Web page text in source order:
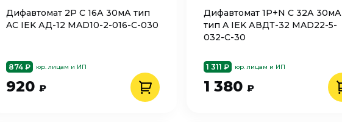
Дифавтомат 2P C 16А 30мА тип
AC IEK АД-12 MAD10-2-016-C-030
874 ₽ юр. лицам и ИП
920 ₽
Дифавтомат 1P+N C 32А 30мА
тип A IEK АВДТ-32 MAD22-5-
032-C-30
1 311 ₽ юр. лицам и ИП
1 380 ₽